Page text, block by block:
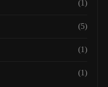
(1)
(5)
(1)
(1)